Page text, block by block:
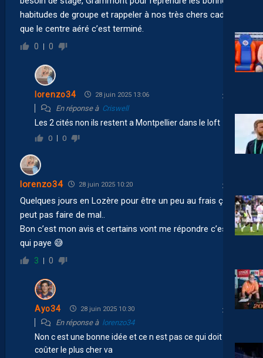
habitudes de groupe et rappeler à nos très chers cadres
que le centre aéré c’est terminé.
0 0
lorenzo34 28 juin 2025 13:06
En réponse à Criswell
Les 2 cités non ils restent a Montpellier dans le loft
0 0
lorenzo34 28 juin 2025 10:20
Quelques jours en Lozère pour être un peu au frais ça
peut pas faire de mal..
Bon c’est mon avis et certains vont me répondre c’est toi
qui paye 😅
3 0
Ayo34 28 juin 2025 10:30
En réponse à lorenzo34
Non c est une bonne idée et ce n est pas ce qui doit
coûter le plus cher va